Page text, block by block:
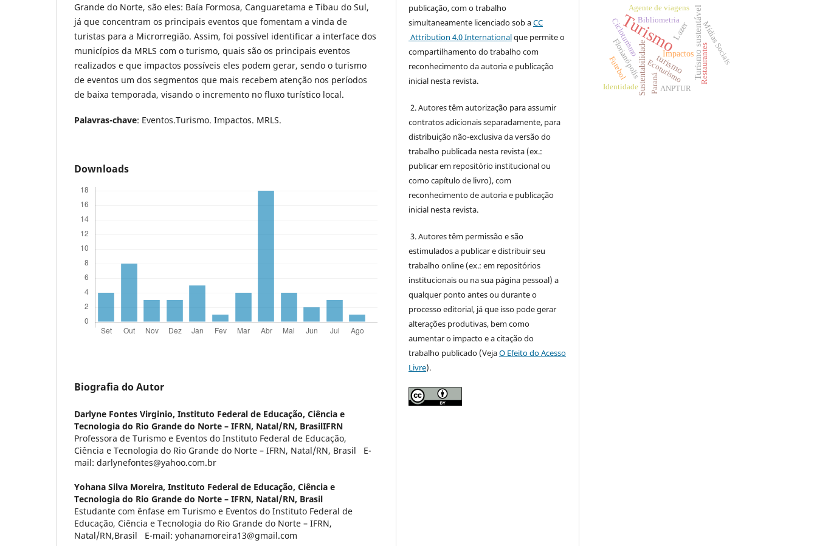
Grande do Norte, são eles: Baía Formosa, Canguaretama e Tibau do Sul,
já que concentram os principais eventos que fomentam a vinda de
turistas para a Microrregião. Assim, foi possível identificar a interface dos
municípios da MRLS com o turismo, quais são os principais eventos
realizados e que impactos possíveis eles podem gerar, sendo o turismo
de eventos um dos segmentos que mais recebem atenção nos períodos
de baixa temporada, visando o incremento no fluxo turístico local.
Palavras-chave: Eventos.Turismo. Impactos. MRLS.
Downloads
Biografia do Autor
Darlyne Fontes Virginio, Instituto Federal de Educação, Ciência e
Tecnologia do Rio Grande do Norte – IFRN, Natal/RN, BrasilIFRN
Professora de Turismo e Eventos do Instituto Federal de Educação,
Ciência e Tecnologia do Rio Grande do Norte – IFRN, Natal/RN, Brasil E-
mail: darlynefontes@yahoo.com.br
Yohana Silva Moreira, Instituto Federal de Educação, Ciência e
Tecnologia do Rio Grande do Norte – IFRN, Natal/RN, Brasil
Estudante com ênfase em Turismo e Eventos do Instituto Federal de
Educação, Ciência e Tecnologia do Rio Grande do Norte – IFRN,
Natal/RN,Brasil E-mail: yohanamoreira13@gmail.com
publicação, com o trabalho
simultaneamente licenciado sob aCC
Attribution 4.0 Internationalque permite o
compartilhamento do trabalho com
reconhecimento da autoria e publicação
inicial nesta revista.
2. Autores têm autorização para assumir
contratos adicionais separadamente, para
distribuição não-exclusiva da versão do
trabalho publicada nesta revista (ex.:
publicar em repositório institucional ou
como capítulo de livro), com
reconhecimento de autoria e publicação
inicial nesta revista.
3. Autores têm permissão e são
estimulados a publicar e distribuir seu
trabalho online (ex.: em repositórios
institucionais ou na sua página pessoal) a
qualquer ponto antes ou durante o
processo editorial, já que isso pode gerar
alterações produtivas, bem como
aumentar o impacto e a citação do
trabalho publicado (VejaO Efeito do Acesso
Livre).
Turismo Turismo sustentável
turismo
Impactos
Lazer
SustentabilidadeEcoturismo
Florianópolis Mídias Sociais
Restaurantes
Paraná
Bibliometria
Identidade
Futebol
ANPTUR
Agente de viagens
Cicloturismo